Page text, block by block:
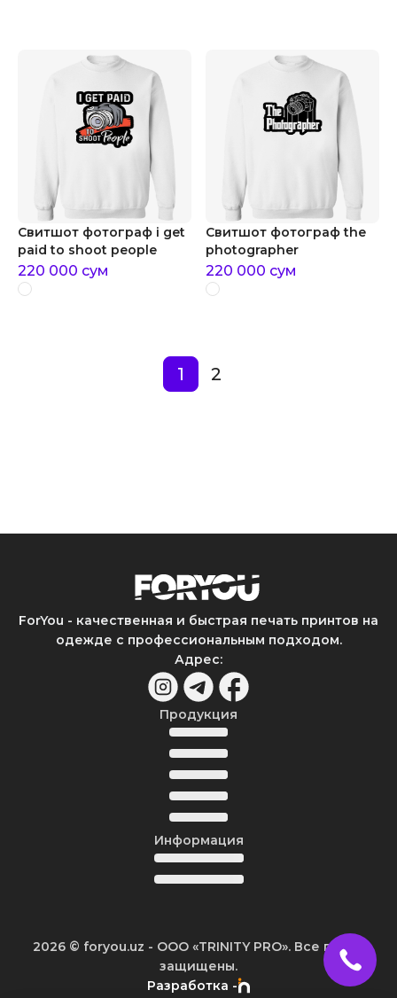
Свитшот фотограф i get
paid to shoot people
220 000 сум
Свитшот фотограф the
photographer
220 000 сум
1 2
ForYou - качественная и быстрая печать принтов на
одежде с профессиональным подходом.
Адрес:
Продукция
Информация
2026 © foryou.uz - ООО «TRINITY PRO». Все права
защищены.
Разработка -